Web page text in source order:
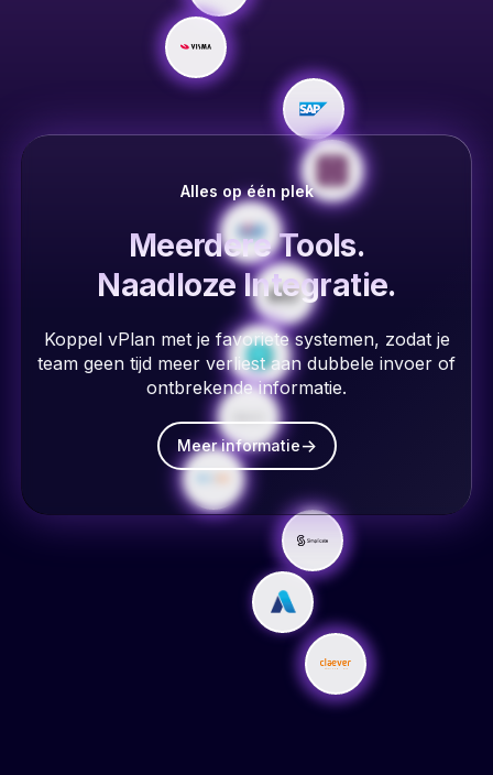
Alles op één plek
Meerdere Tools.
Naadloze Integratie.
Koppel vPlan met je favoriete systemen, zodat je
team geen tijd meer verliest aan dubbele invoer of
ontbrekende informatie.
Meer informatie->